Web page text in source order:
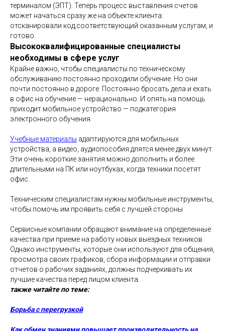
терминалом (ЭПТ). Теперь процесс выставления счетов
может начаться сразу же на объекте клиента:
отсканировали код,соответствующий оказанным услугам, и
готово.
Высококвалифицированные специалисты
необходимы в сфере услуг
Крайне важно, чтобы специалисты по техническому
обслуживанию постоянно проходили обучение. Но они
почти постоянно в дороге. Постоянно бросать дела и ехать
в офис на обучение — нерационально. И опять на помощь
приходит мобильное устройство — подкатегория
электронного обучения.
Учебные материалы адаптируются для мобильных
устройства, а видео, аудиопособия длятся менее двух минут.
Эти очень короткие занятия можно дополнить и более
длительными на ПК или ноутбуках, когда техники посетят
офис.
Техническим специалистам нужны мобильные инструменты,
чтобы помочь им проявить себя с лучшей стороны
Сервисные компании обращают внимание на определенные
качества при приеме на работу новых выездных техников.
Однако инструменты, которые они используют для общения,
просмотра своих графиков, сбора информации и отправки
отчетов о рабочих заданиях, должны подчеркивать их
лучшие качества перед лицом клиента.
также читайте по теме:
Борьба с перегрузкой